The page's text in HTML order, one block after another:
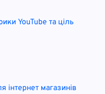
YouTube та ціль
інтернет магазинів